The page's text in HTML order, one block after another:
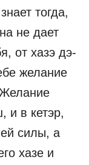
тогда,
не дает
от хазэ дэ-
желание
и в кетэр,
силы, а
хазе и